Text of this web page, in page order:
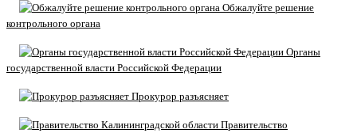
Обжалуйте решение
контрольного органа
Органы
государственной власти Российской Федерации
Прокурор разъясняет
Правительство